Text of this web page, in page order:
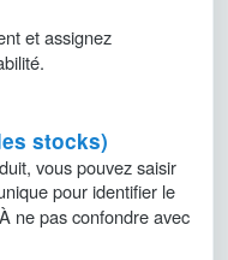
et assignez
stocks)
vous pouvez saisir
pour identifier le
ne pas confondre avec